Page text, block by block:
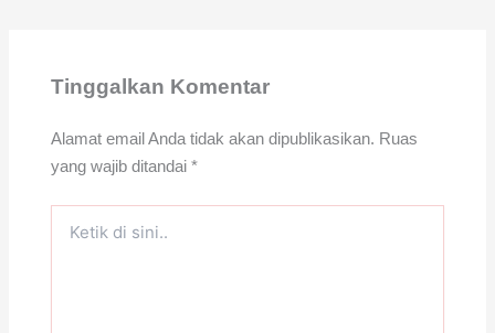
Tinggalkan Komentar
Alamat email Anda tidak akan dipublikasikan. Ruas
yang wajib ditandai *